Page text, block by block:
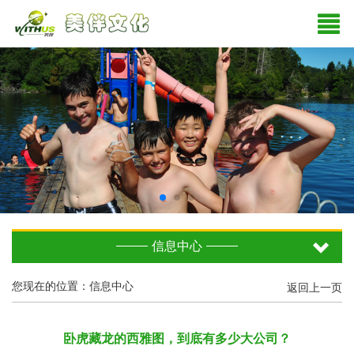
信息中心
您现在的位置：信息中心 返回上一页
卧虎藏龙的西雅图，到底有多少大公司？